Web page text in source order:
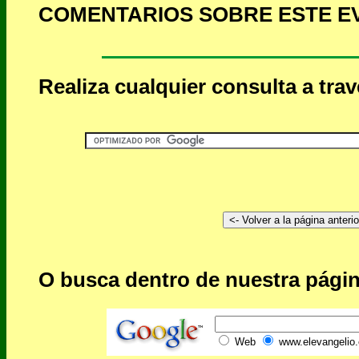
COMENTARIOS SOBRE ESTE
Realiza cualquier consulta a
O busca dentro de nuestra
Web